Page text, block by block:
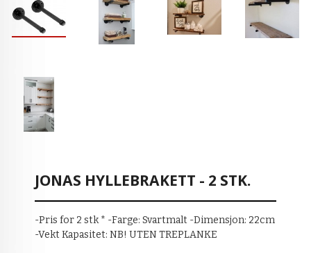
JONAS HYLLEBRAKETT - 2 STK.
-Pris for 2 stk * -Farge: Svartmalt -Dimensjon: 22cm
-Vekt Kapasitet: NB! UTEN TREPLANKE